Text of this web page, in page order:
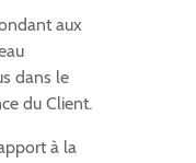
aux
dans le
du Client.
à la